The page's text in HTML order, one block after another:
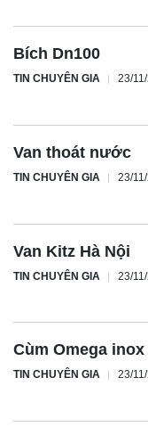
Bích Dn100
TIN CHUYÊN GIA 23/
Van thoát nước
TIN CHUYÊN GIA 23/
Van Kitz Hà Nội
TIN CHUYÊN GIA 23/
Cùm Omega inox
TIN CHUYÊN GIA 23/